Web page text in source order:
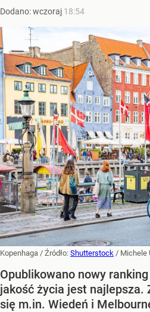
Dodano:wczoraj 18:54
Kopenhaga / Źródło: Shutterstock / Michele
Opublikowano nowy
jakość życia jest najlepsza.
się m.in. Wiedeń i